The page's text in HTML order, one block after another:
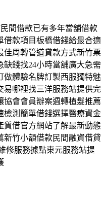
間借款已有多年當舖借款
借款項目板橋借錢給最合適
佳周轉管道貸款方式新竹票
錢找24小時當舖廣大急需
做體驗名牌訂製西服獨特魅
易哪裡找三洋服務站提供完
會會員辦案週轉植髮推薦
檢測簡單借錢選擇醫療資金
質借官方網站了解最新動態
竹小額借款民間融資借貸
修服務據點東元服務站提